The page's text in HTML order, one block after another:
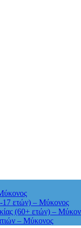
17 ετών) – Μύκονος
(60+ ετών) –
– Μύκονος